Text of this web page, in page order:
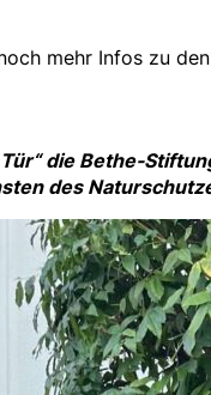
mehr Infos zu
die Bethe-
des